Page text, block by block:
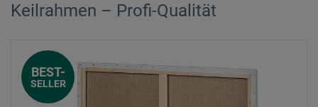
Keilrahmen – Profi-Qualität
BEST-
SELLER